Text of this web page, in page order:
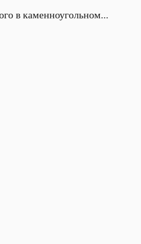
в каменноугольном...